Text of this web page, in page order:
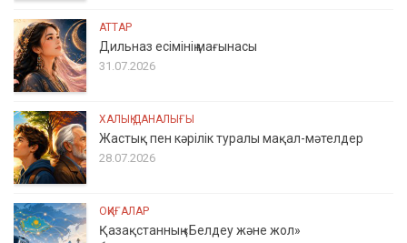
АТТАР
Дильназ есімінің мағынасы
31.07.2026
ХАЛЫҚ ДАНАЛЫҒЫ
Жастық пен кәрілік туралы мақал-мәтелдер
28.07.2026
ОҚИҒАЛАР
Қазақстанның «Белдеу және жол»